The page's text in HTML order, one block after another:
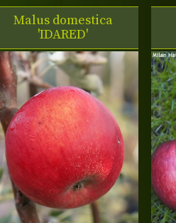
Malus domestica
'IDARED'